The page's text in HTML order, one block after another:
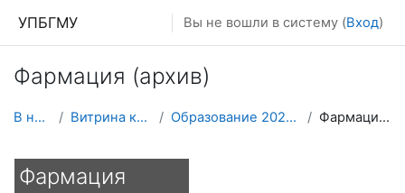
УПБГМУ Вы не вошли в систему (Вход)
Фармация (архив)
В начало Витрина курсов 3KL Образование 2025-2026 уч.год Фармация (архив)
Фармация